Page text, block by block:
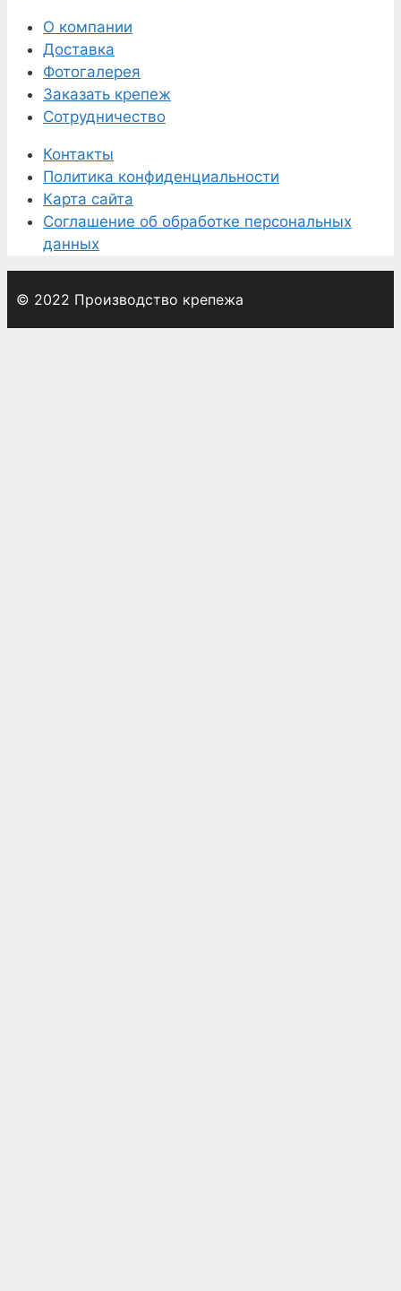
О компании
Доставка
Фотогалерея
Заказать крепеж
Сотрудничество
Контакты
Политика конфиденциальности
Карта сайта
Соглашение об обработке персональных
данных
© 2022 Производство крепежа